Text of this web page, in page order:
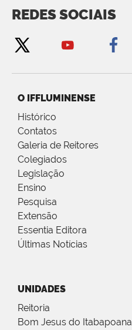
REDES SOCIAIS
O IFFLUMINENSE
Histórico
Contatos
Galeria de Reitores
Colegiados
Legislação
Ensino
Pesquisa
Extensão
Essentia Editora
Últimas Notícias
UNIDADES
Reitoria
Bom Jesus do Itabapoana